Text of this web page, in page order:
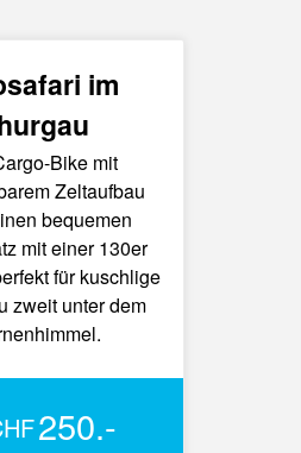
im
Bike mit
Zeltaufbau
bequemen
mit einer 130er
für kuschlige
zweit unter dem
250.-